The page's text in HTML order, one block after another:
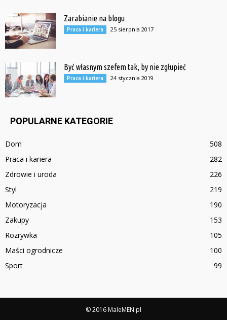
Zarabianie na blogu
Praca i kariera 25 sierpnia 2017
Być własnym szefem tak, by nie zgłupieć
Praca i kariera 24 stycznia 2019
POPULARNE KATEGORIE
Dom
508
Praca i kariera
282
Zdrowie i uroda
226
Styl
219
Motoryzacja
190
Zakupy
153
Rozrywka
105
Maści ogrodnicze
100
Sport
99
© 2016 MaleMEN.pl